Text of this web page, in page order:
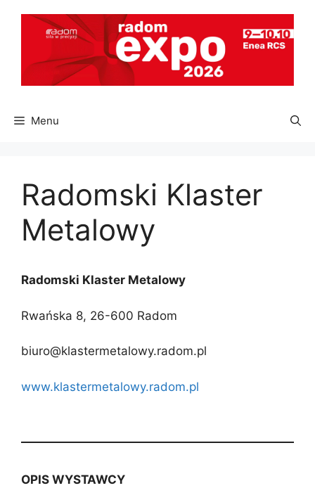
Menu
Radomski Klaster
Metalowy
Radomski Klaster Metalowy
Rwańska 8, 26-600 Radom
biuro@klastermetalowy.radom.pl
www.klastermetalowy.radom.pl
OPIS WYSTAWCY